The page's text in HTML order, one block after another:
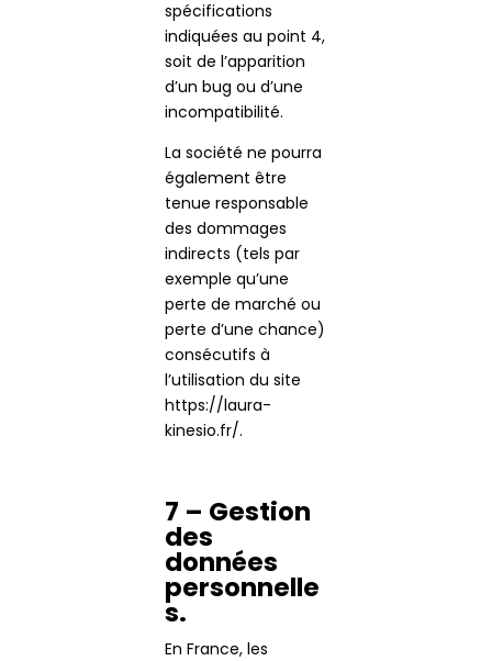
spécifications
indiquées au point 4,
soit de l’apparition
d’un bug ou d’une
incompatibilité.
La société ne pourra
également être
tenue responsable
des dommages
indirects (tels par
exemple qu’une
perte de marché ou
perte d’une chance)
consécutifs à
l’utilisation du site
https://laura-
kinesio.fr/.
7 – Gestion
des
données
personnelle
s.
En France, les